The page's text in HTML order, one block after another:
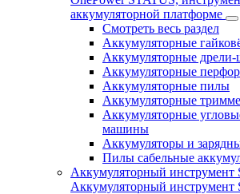
аккумуляторной платформе
Смотреть весь раздел
Аккумуляторные
Аккумуляторные
Аккумуляторные
Аккумуляторные пилы
Аккумуляторные
Аккумуляторные
машины
Аккумуляторы и
Пилы сабельные
Аккумуляторный инструмент
Аккумуляторный инструмент